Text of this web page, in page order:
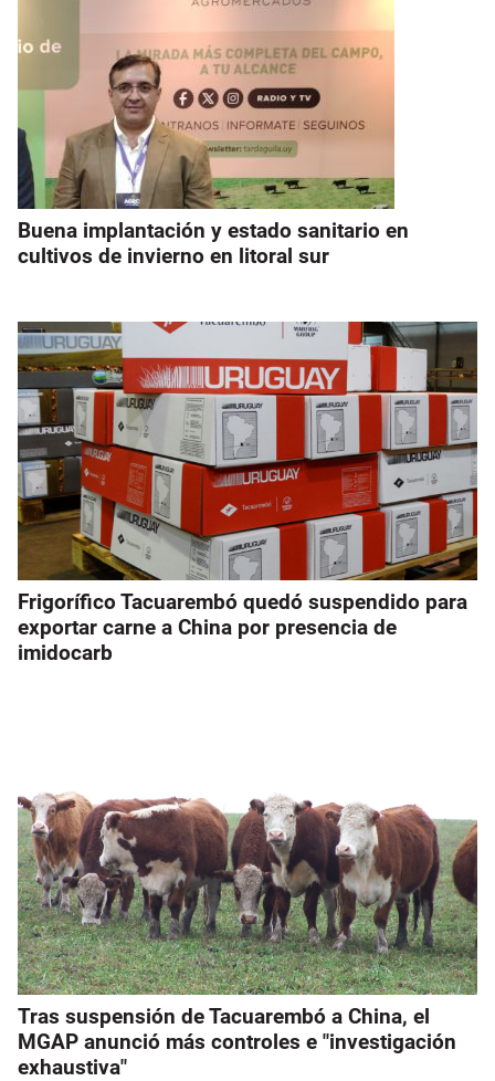
Buena implantación y estado sanitario en
cultivos de invierno en litoral sur
Frigorífico Tacuarembó quedó suspendido para
exportar carne a China por presencia de
imidocarb
Tras suspensión de Tacuarembó a China, el
MGAP anunció más controles e "investigación
exhaustiva"